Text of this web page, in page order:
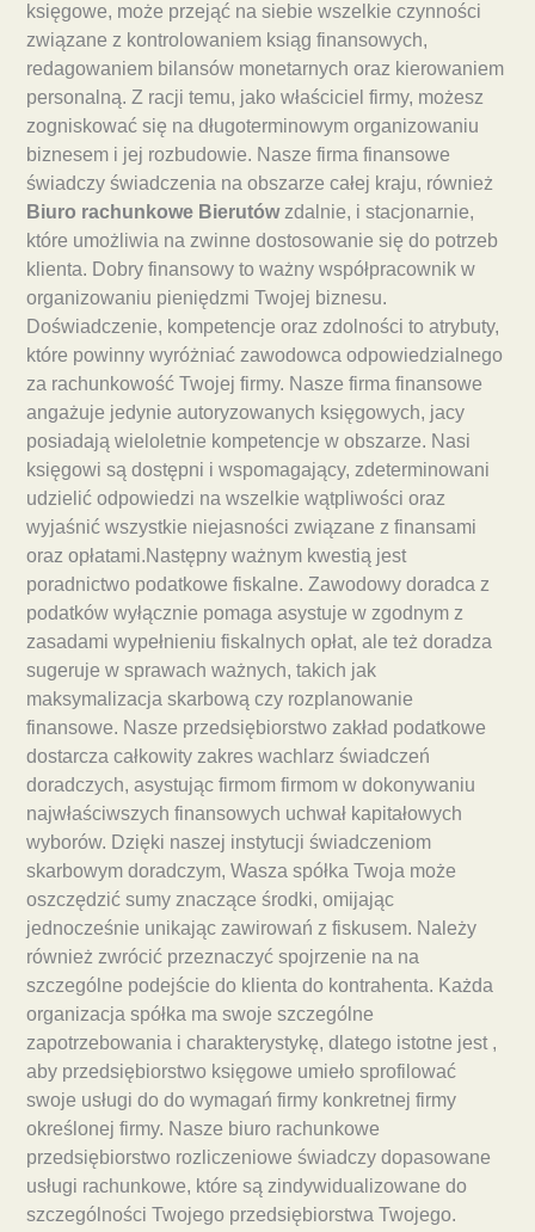
księgowe, może przejąć na siebie wszelkie czynności
związane z kontrolowaniem ksiąg finansowych,
redagowaniem bilansów monetarnych oraz kierowaniem
personalną. Z racji temu, jako właściciel firmy, możesz
zogniskować się na długoterminowym organizowaniu
biznesem i jej rozbudowie. Nasze firma finansowe
świadczy świadczenia na obszarze całej kraju, również
Biuro rachunkowe Bierutówzdalnie, i stacjonarnie,
które umożliwia na zwinne dostosowanie się do potrzeb
klienta. Dobry finansowy to ważny współpracownik w
organizowaniu pieniędzmi Twojej biznesu.
Doświadczenie, kompetencje oraz zdolności to atrybuty,
które powinny wyróżniać zawodowca odpowiedzialnego
za rachunkowość Twojej firmy. Nasze firma finansowe
angażuje jedynie autoryzowanych księgowych, jacy
posiadają wieloletnie kompetencje w obszarze. Nasi
księgowi są dostępni i wspomagający, zdeterminowani
udzielić odpowiedzi na wszelkie wątpliwości oraz
wyjaśnić wszystkie niejasności związane z finansami
oraz opłatami.Następny ważnym kwestią jest
poradnictwo podatkowe fiskalne. Zawodowy doradca z
podatków wyłącznie pomaga asystuje w zgodnym z
zasadami wypełnieniu fiskalnych opłat, ale też doradza
sugeruje w sprawach ważnych, takich jak
maksymalizacja skarbową czy rozplanowanie
finansowe. Nasze przedsiębiorstwo zakład podatkowe
dostarcza całkowity zakres wachlarz świadczeń
doradczych, asystując firmom firmom w dokonywaniu
najwłaściwszych finansowych uchwał kapitałowych
wyborów. Dzięki naszej instytucji świadczeniom
skarbowym doradczym, Wasza spółka Twoja może
oszczędzić sumy znaczące środki, omijając
jednocześnie unikając zawirowań z fiskusem. Należy
również zwrócić przeznaczyć spojrzenie na na
szczególne podejście do klienta do kontrahenta. Każda
organizacja spółka ma swoje szczególne
zapotrzebowania i charakterystykę, dlatego istotne jest ,
aby przedsiębiorstwo księgowe umieło sprofilować
swoje usługi do do wymagań firmy konkretnej firmy
określonej firmy. Nasze biuro rachunkowe
przedsiębiorstwo rozliczeniowe świadczy dopasowane
usługi rachunkowe, które są zindywidualizowane do
szczególności Twojego przedsiębiorstwa Twojego.